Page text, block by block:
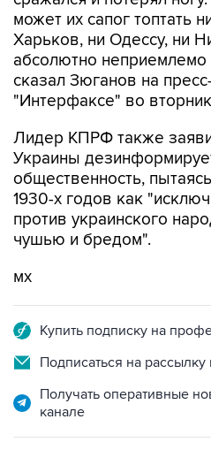
может их сапог топтать
Харьков, ни Одессу, ни
абсолютно
сказал Зюганов на
"Интерфаксе" во
Лидер КПРФ также
Украины
общественность,
1930-х годов как
против украинского
чушью и бредом".
мх
Купить подписку на
Подписаться на рассылку
Получать оперативные
канале